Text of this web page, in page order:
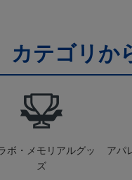
カテゴリか
ボ・メモリアルグッ
ズ
アパ